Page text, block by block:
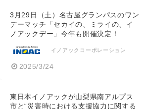
3月29日（土）名古屋グランパスのワン
デーマッチ「セカイの、ミライの、イ
ノアックデー」今年も開催決定！
イノアックコーポレーション
2025/3/24
東日本イノアックが山梨県南アルプス
市と“災害時における支援協力に関する